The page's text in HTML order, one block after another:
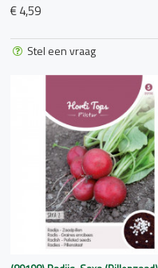
€ 4,59
Stel een vraag